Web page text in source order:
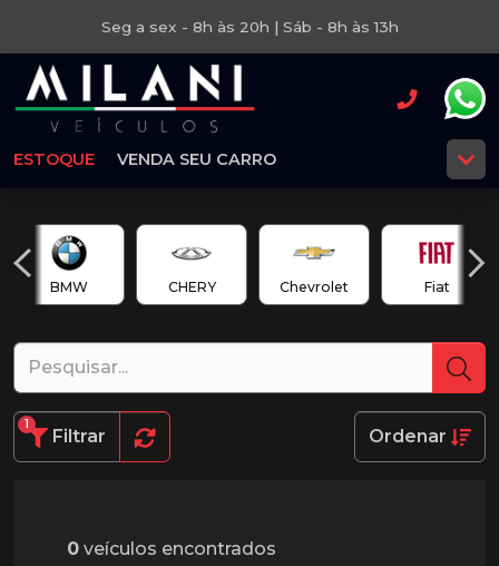
Seg a sex - 8h às 20h | Sáb - 8h às 13h
ESTOQUE VENDA SEU CARRO
BMW CHERY Chevrolet Fiat
Filtrar
1
Ordenar
0 veículos encontrados